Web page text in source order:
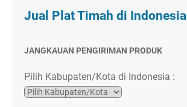
Jual Plat Timah di Indonesia
JANGKAUAN PENGIRIMAN PRODUK
Pilih Kabupaten/Kota di Indonesia :